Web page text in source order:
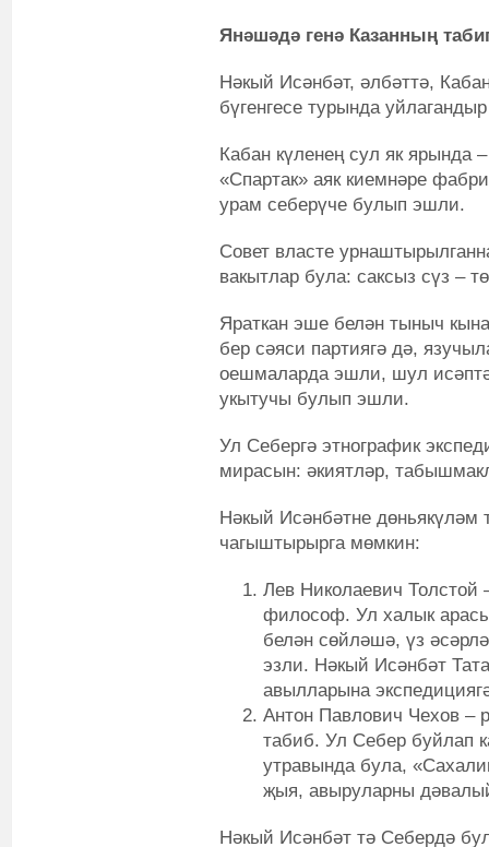
Янәшәдә генә Казанның
Нәкый Исәнбәт, әлбәттә,
бүгенгесе турында
Кабан күленең сул як ярында
«Спартак» аяк киемнәре
урам себерүче булып эшли.
Совет власте
вакытлар була: саксыз сүз –
Яраткан эше белән тыныч
бер сәяси партиягә дә,
оешмаларда эшли, шул
укытучы булып эшли.
Ул Себергә этнографик
мирасын: әкиятләр,
Нәкый Исәнбәтне дөньякүләм
чагыштырырга мөмкин:
Лев Николаевич Толстой
философ. Ул халык
белән сөйләшә, үз
эзли. Нәкый Исәнбәт
авылларына
Антон Павлович Чехов –
табиб. Ул Себер буйлап
утравында була,
җыя, авыруларны
Нәкый Исәнбәт тә Себердә